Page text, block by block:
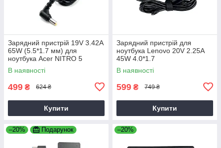
Зарядний пристрій 19V 3.42A
65W (5.5*1.7 мм) для
ноутбука Acer NITRO 5
AN515-31 65
В наявності
499 ₴ 624 ₴
Купити
Зарядний пристрій для
ноутбука Lenovo 20V 2.25A
45W 4.0*1.7
В наявності
599 ₴ 749 ₴
Купити
–20% Подарунок –20%